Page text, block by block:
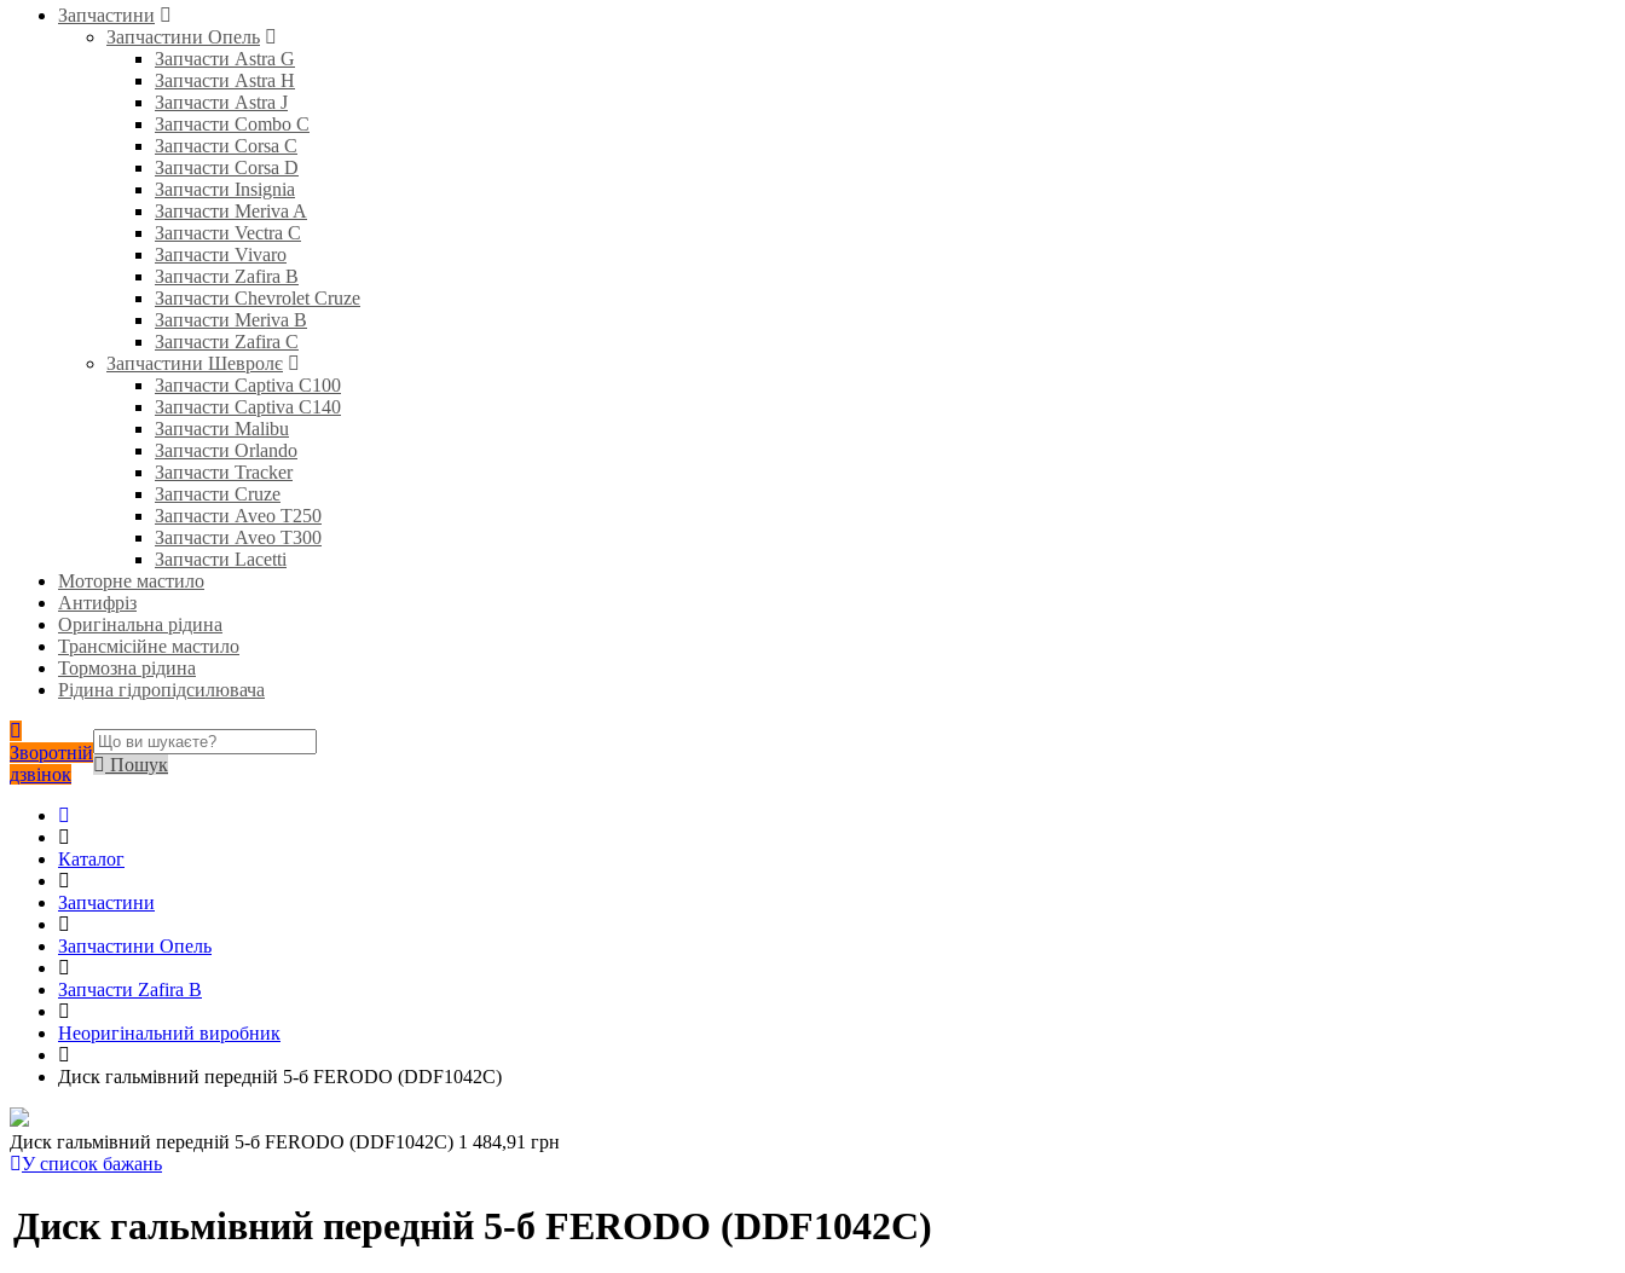
Запчастини
Запчастини Опель
Запчасти Astra G
Запчасти Astra H
Запчасти Astra J
Запчасти Combo C
Запчасти Corsa C
Запчасти Corsa D
Запчасти Insignia
Запчасти Meriva A
Запчасти Vectra C
Запчасти Vivaro
Запчасти Zafira B
Запчасти Chevrolet Cruze
Запчасти Meriva B
Запчасти Zafira C
Запчастини Шевролє
Запчасти Captiva C100
Запчасти Captiva C140
Запчасти Malibu
Запчасти Orlando
Запчасти Tracker
Запчасти Cruze
Запчасти Aveo T250
Запчасти Aveo T300
Запчасти Lacetti
Моторне мастило
Антифріз
Оригінальна рідина
Трансмісійне мастило
Тормозна рідина
Рідина гідропідсилювача
Зворотній
дзвінок
Пошук
Каталог
Запчастини
Запчастини Опель
Запчасти Zafira B
Неоригінальний виробник
Диск гальмівний передній 5-б FERODO (DDF1042C)
Диск гальмівний передній 5-б FERODO (DDF1042C) 1 484,91 грн
У список бажань
Диск гальмівний передній 5-б FERODO (DDF1042C)